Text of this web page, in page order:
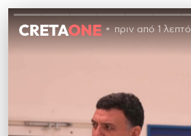
πριν από 1 λεπτό